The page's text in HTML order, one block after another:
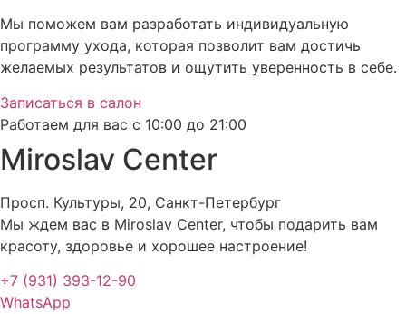
Мы поможем вам разработать индивидуальную
программу ухода, которая позволит вам достичь
желаемых результатов и ощутить уверенность в себе.
Записаться в салон
Работаем для вас с 10:00 до 21:00
Miroslav Сenter
Просп. Культуры, 20, Санкт-Петербург
Мы ждем вас в Miroslav Сenter, чтобы подарить вам
красоту, здоровье и хорошее настроение!
+7 (931) 393-12-90
WhatsApp